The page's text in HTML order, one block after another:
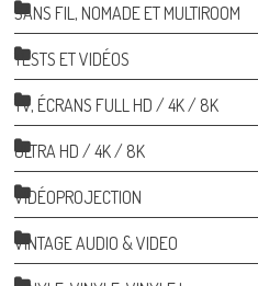
SANS FIL, NOMADE ET MULTIROOM
TESTS ET VIDÉOS
TV, ÉCRANS FULL HD / 4K / 8K
ULTRA HD / 4K / 8K
VIDÉOPROJECTION
VINTAGE AUDIO & VIDEO